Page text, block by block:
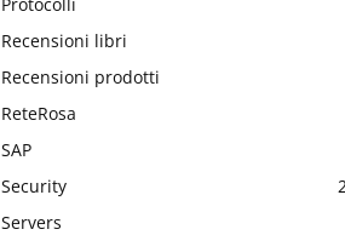
Recensioni libri
Recensioni prodotti
ReteRosa
SAP
Security
Servers